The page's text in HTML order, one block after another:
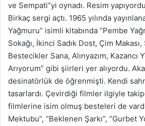
ve Sempati”yi oynadı. Resim
Birkaç sergi açtı. 1965 yılında
Yağmuru” isimli kitabında “Pembe
Sokağı, İkinci Sadık Dost, Çim
Bestecikler Sana, Alınyazım, Kazancı
Arıyorum” gibi şiirleri yer alıyordu.
desinatörlük de öğrenmişti. Kendi
tasarlardı. Çevirdiği filmler ilgiyle
filmlerine isim olmuş besteleri de vardı:
Mektubu”, “Beklenen Şarkı”, “Gurbet